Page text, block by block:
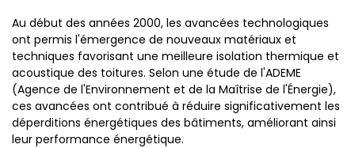
Au début des années 2000, les avancées technologiques
ont permis l'émergence de nouveaux matériaux et
techniques favorisant une meilleure isolation thermique et
acoustique des toitures. Selon une étude de l'ADEME
(Agence de l'Environnement et de la Maîtrise de l'Énergie),
ces avancées ont contribué à réduire significativement les
déperditions énergétiques des bâtiments, améliorant ainsi
leur performance énergétique.